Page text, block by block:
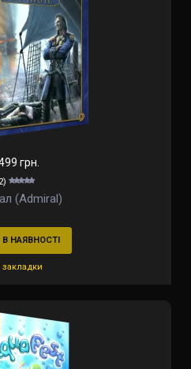
грн.
(Admiral)
НАЯВНОСТІ
закладки